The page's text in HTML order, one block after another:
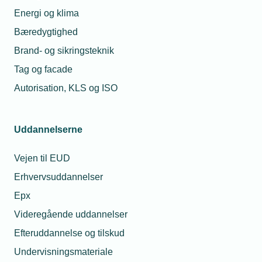
Energi og klima
Bæredygtighed
Brand- og sikringsteknik
Tag og facade
Autorisation, KLS og ISO
Uddannelserne
Vejen til EUD
Erhvervsuddannelser
Epx
Videregående uddannelser
Efteruddannelse og tilskud
Undervisningsmateriale
Læs mere om samme emne:
Lærlinge Erhvervsuddannelse
Relaterede nyheder
flere investeringer
17. jun. 2024